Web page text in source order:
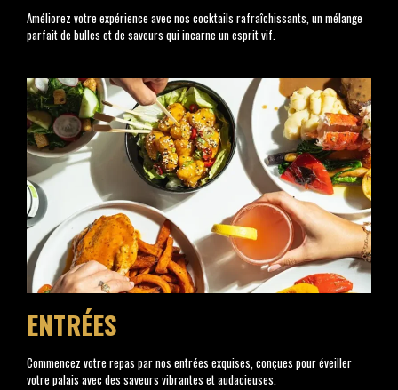
Améliorez votre expérience avec nos cocktails rafraîchissants, un mélange
parfait de bulles et de saveurs qui incarne un esprit vif.
ENTRÉES
Commencez votre repas par nos entrées exquises, conçues pour éveiller
votre palais avec des saveurs vibrantes et audacieuses.